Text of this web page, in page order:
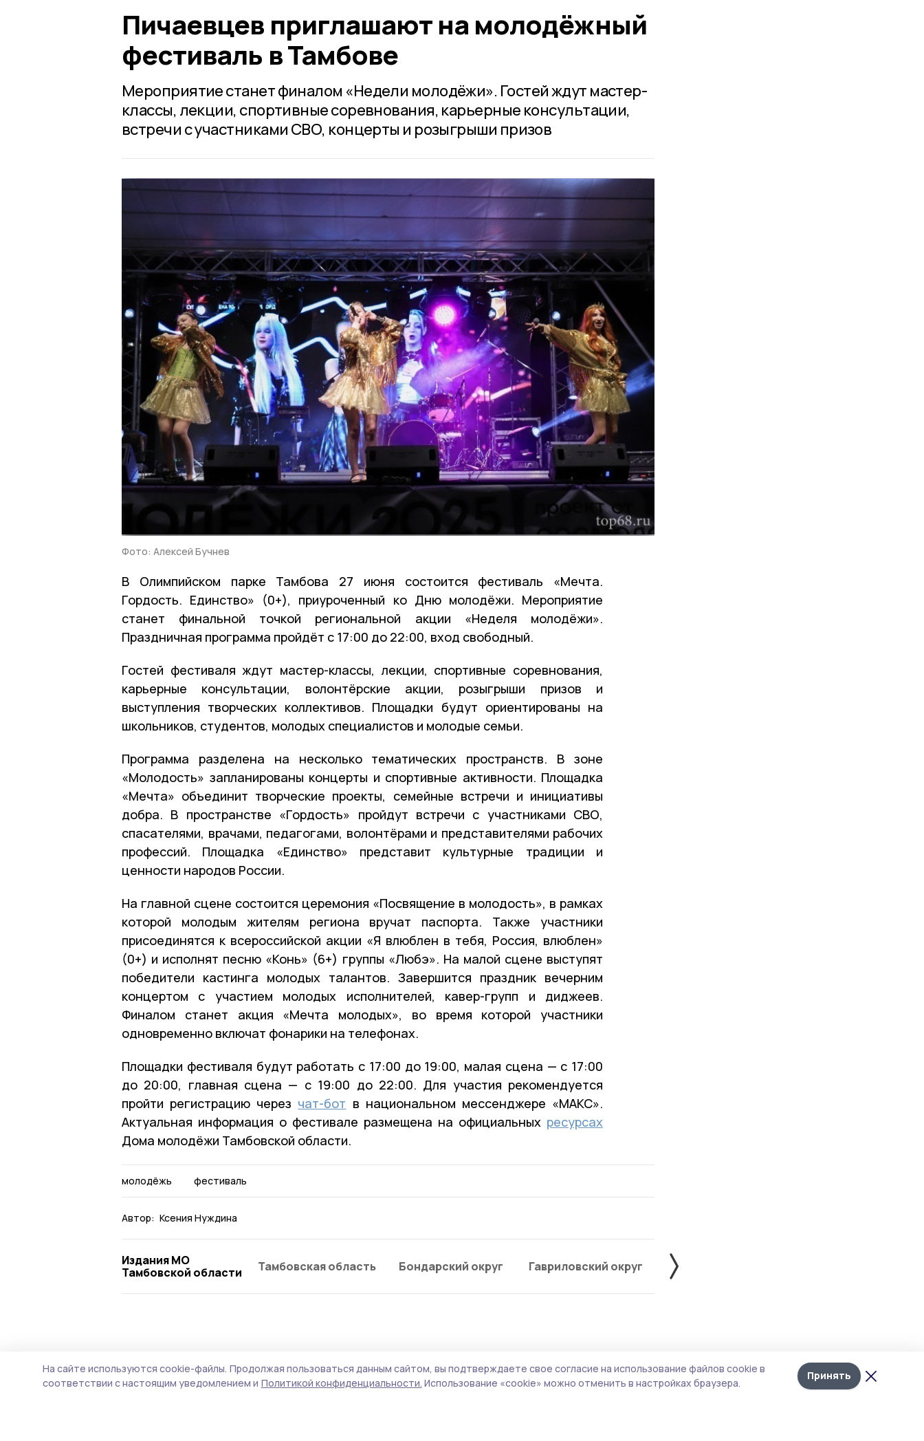
Лента
новостей
Пичаевцев приглашают на молодёжный
фестиваль в Тамбове
Мероприятие станет финалом «Недели молодёжи». Гостей ждут мастер-
классы, лекции, спортивные соревнования, карьерные консультации,
встречи с участниками СВО, концерты и розыгрыши призов
Фото: Алексей Бучнев
В Олимпийском парке Тамбова 27 июня состоится фестиваль «Мечта.
Гордость. Единство» (0+), приуроченный ко Дню молодёжи. Мероприятие
станет финальной точкой региональной акции «Неделя молодёжи».
Праздничная программа пройдёт с 17:00 до 22:00, вход свободный.
Гостей фестиваля ждут мастер-классы, лекции, спортивные соревнования,
карьерные консультации, волонтёрские акции, розыгрыши призов и
выступления творческих коллективов. Площадки будут ориентированы на
школьников, студентов, молодых специалистов и молодые семьи.
Программа разделена на несколько тематических пространств. В зоне
«Молодость» запланированы концерты и спортивные активности. Площадка
«Мечта» объединит творческие проекты, семейные встречи и инициативы
добра. В пространстве «Гордость» пройдут встречи с участниками СВО,
спасателями, врачами, педагогами, волонтёрами и представителями рабочих
профессий. Площадка «Единство» представит культурные традиции и
ценности народов России.
На главной сцене состоится церемония «Посвящение в молодость», в рамках
которой молодым жителям региона вручат паспорта. Также участники
присоединятся к всероссийской акции «Я влюблен в тебя, Россия, влюблен»
(0+) и исполнят песню «Конь» (6+) группы «Любэ». На малой сцене выступят
победители кастинга молодых талантов. Завершится праздник вечерним
концертом с участием молодых исполнителей, кавер-групп и диджеев.
Финалом станет акция «Мечта молодых», во время которой участники
одновременно включат фонарики на телефонах.
Площадки фестиваля будут работать с 17:00 до 19:00, малая сцена — с 17:00
до 20:00, главная сцена — с 19:00 до 22:00. Для участия рекомендуется
пройти регистрацию через чат-бот в национальном мессенджере «МАКС».
Актуальная информация о фестивале размещена на официальных ресурсах
Дома молодёжи Тамбовской области.
молодёжь фестиваль
Автор: Ксения Нуждина
Издания МО
Тамбовской области
Тамбовская область Бондарский округ Гавриловский округ Жердевский округ
День молодёжи в Пичаеве встретят
На сайте используются cookie-файлы. Продолжая пользоваться данным сайтом, вы подтверждаете свое согласие на использование файлов cookie в
соответствии с настоящим уведомлением и Политикой конфиденциальности. Использование «cookie» можно отменить в настройках браузера.
Принять